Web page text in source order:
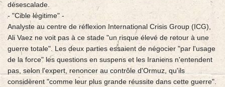
désescalade.
- "Cible légitime" -
Analyste au centre de réflexion International Crisis Group (ICG),
Ali Vaez ne voit pas à ce stade "un risque élevé de retour à une
guerre totale". Les deux parties essaient de négocier "par l'usage
de la force" les questions en suspens et les Iraniens n'entendent
pas, selon l'expert, renoncer au contrôle d'Ormuz, qu'ils
considèrent "comme leur plus grande réussite dans cette guerre".